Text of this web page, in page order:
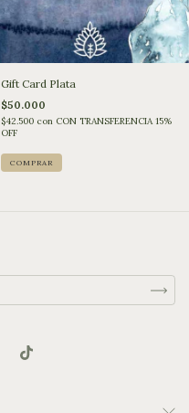
Gift Card Plata
$50.000
$42.500 con CON TRANSFERENCIA 15%
OFF